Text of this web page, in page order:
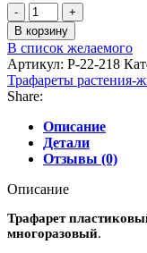
Количество
товара
Трафарет
пластиковый
"Виноградный
круг"
В корзину
В список желаемого
Артикул: Р-22-218
Трафареты растения-
Share:
Описание
Детали
Отзывы (0)
Описание
Трафарет
многоразовый.